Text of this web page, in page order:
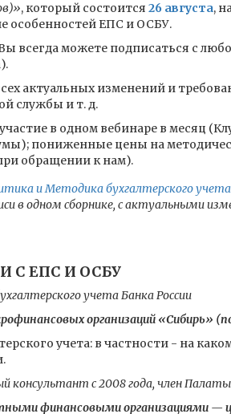
, который состоится 26 августа,
особенностей ЕПС и ОСБУ.
всегда можете подписаться с
актуальных изменений и
службы и т. д.
в одном вебинаре в месяц
пониженные цены на
обращении к нам).
и Методика бухгалтерского
в одном сборнике, с актуальными
С ЕПС И ОСБУ
учета Банка России
организаций «Сибирь»
учета: в частности - на
с 2008 года, член
финансовыми организациями —